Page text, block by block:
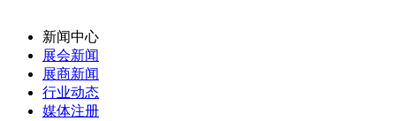
新闻中心
展会新闻
展商新闻
行业动态
媒体注册